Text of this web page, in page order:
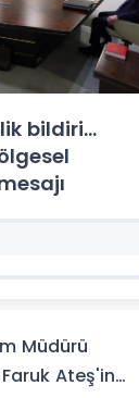
bildiri...
Müdürü
Ateş'in